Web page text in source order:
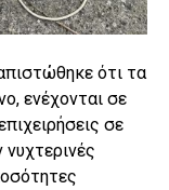
ότι τα
ενέχονται σε
σε